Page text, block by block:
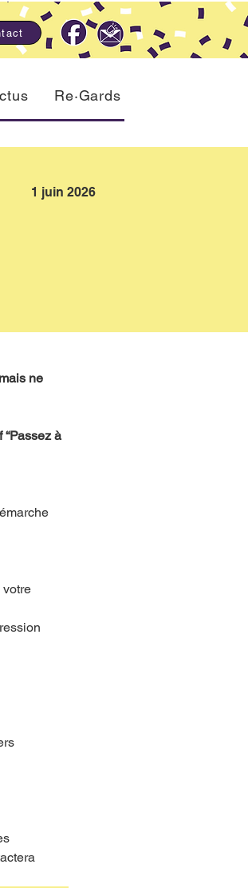
Re·Gards
1 juin 2026
ne
à